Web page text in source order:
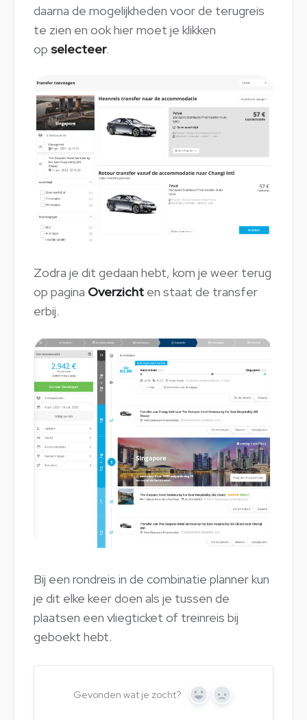
daarna de mogelijkheden voor de terugreis
te zien en ook hier moet je klikken
op selecteer.
Zodra je dit gedaan hebt, kom je weer terug
op pagina Overzicht en staat de transfer
erbij.
Bij een rondreis in de combinatie planner kun
je dit elke keer doen als je tussen de
plaatsen een vliegticket of treinreis bij
geboekt hebt.
Gevonden wat je zocht? Yes No